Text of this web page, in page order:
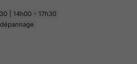
| 14h00 - 17h30